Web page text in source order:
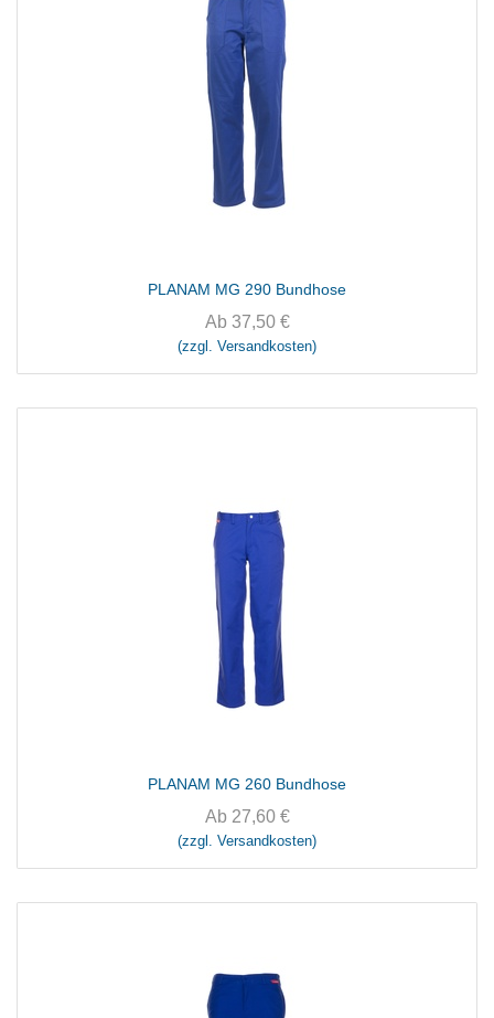
PLANAM MG 290 Bundhose
Ab 37,50€
(zzgl. Versandkosten)
PLANAM MG 260 Bundhose
Ab 27,60€
(zzgl. Versandkosten)